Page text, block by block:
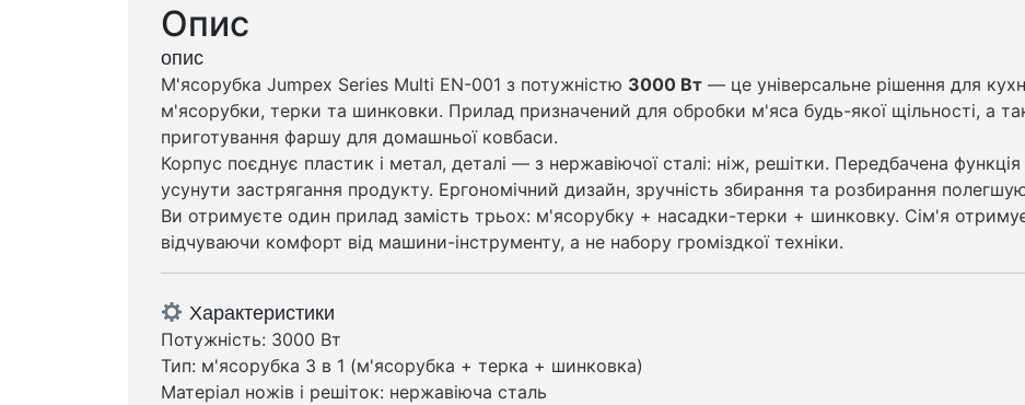
Опис
опис
М'ясорубка Jumpex Series Multi EN-001 з потужністю 3000 Вт — це універсальне рішення для
м'ясорубки, терки та шинковки. Прилад призначений для обробки м'яса будь-якої щільності, а
приготування фаршу для домашньої ковбаси.
Корпус поєднує пластик і метал, деталі — з нержавіючої сталі: ніж, решітки. Передбачена
усунути застрягання продукту. Ергономічний дизайн, зручність збирання та розбирання
Ви отримуєте один прилад замість трьох: м'ясорубку + насадки-терки + шинковку. Сім'я
відчуваючи комфорт від машини-інструменту, а не набору громіздкої техніки.
Характеристики
Потужність: 3000 Вт
Тип: м'ясорубка 3 в 1 (м'ясорубка + терка + шинковка)
Матеріал ножів і решіток: нержавіюча сталь